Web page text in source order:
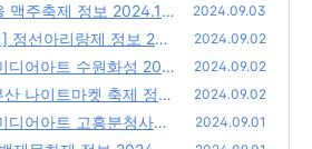
맥주축제 정보 2024.10.
2024.09.03
정선아리랑제 정보 202
(10)
2024.09.02
디어아트 수원화성 202
(6)
2024.09.02
나이트마켓 축제 정보
(3)
2024.09.02
어아트 고흥분청사기
~ 2024.10.06
2024.09.01